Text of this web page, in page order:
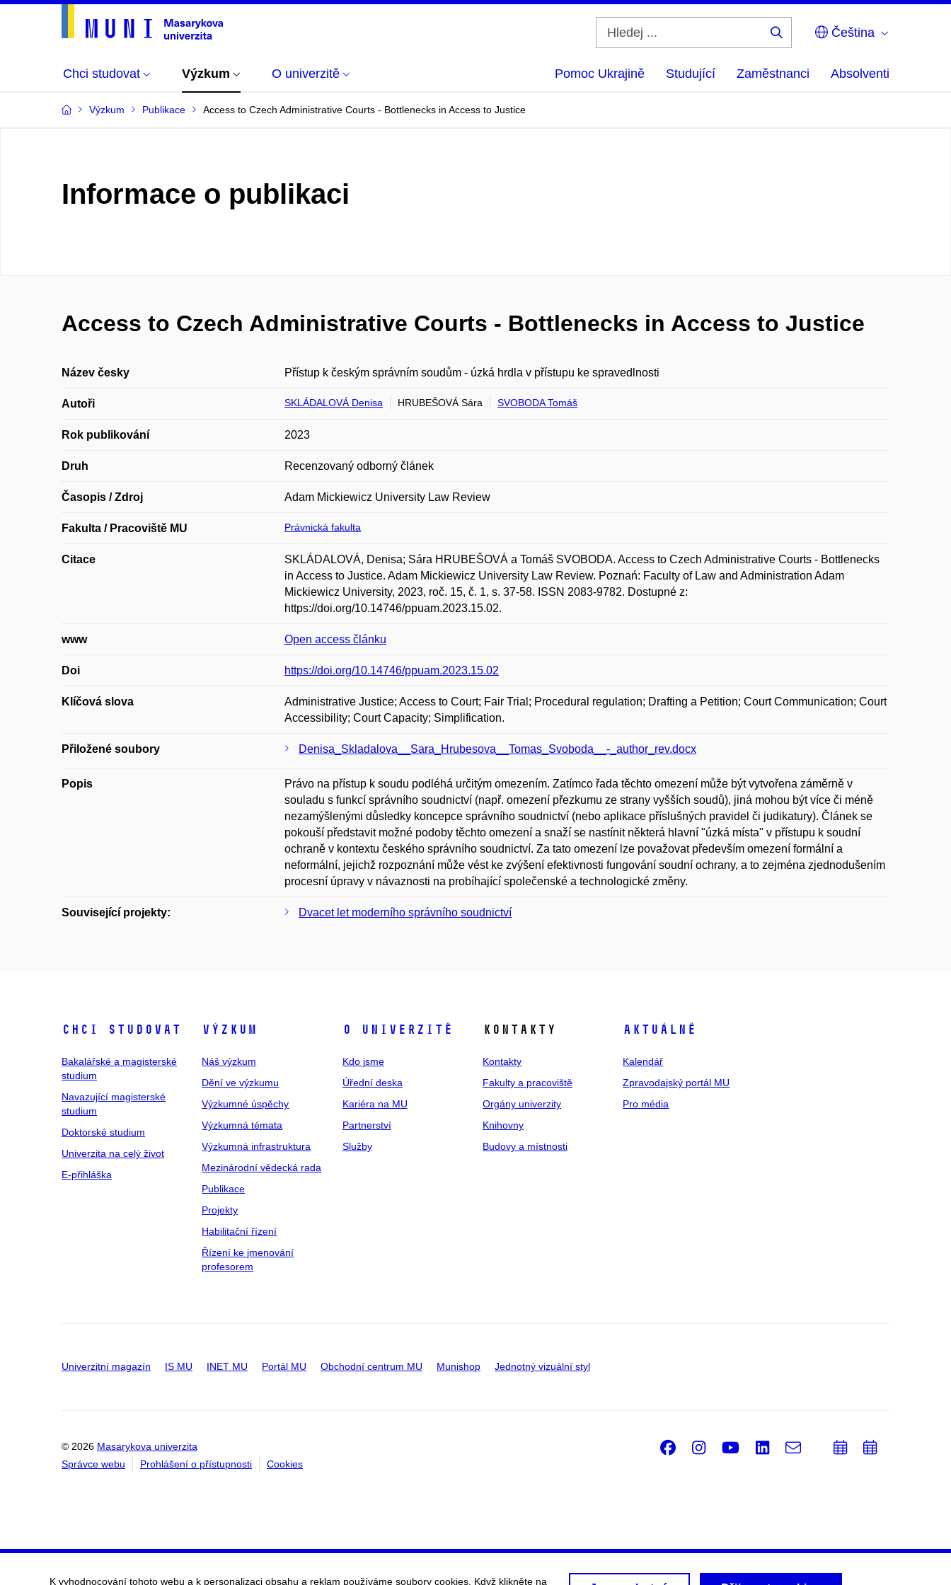
Čeština
Chci studovat Výzkum O univerzitě Pomoc Ukrajině Studující Zaměstnanci Absolventi
Výzkum Publikace Access to Czech Administrative Courts - Bottlenecks in Access to Justice
Informace o publikaci
Access to Czech Administrative Courts - Bottlenecks in Access to Justice
Název česky Přístup k českým správním soudům - úzká hrdla v přístupu ke spravedlnosti
Autoři SKLÁDALOVÁ Denisa HRUBEŠOVÁ Sára SVOBODA Tomáš
Rok publikování 2023
Druh Recenzovaný odborný článek
Časopis / Zdroj Adam Mickiewicz University Law Review
Fakulta / Pracoviště MU Právnická fakulta
Citace
SKLÁDALOVÁ, Denisa; Sára HRUBEŠOVÁ a Tomáš SVOBODA. Access to Czech Administrative Courts - Bottlenecks
in Access to Justice. Adam Mickiewicz University Law Review. Poznań: Faculty of Law and Administration Adam
Mickiewicz University, 2023, roč. 15, č. 1, s. 37-58. ISSN 2083-9782. Dostupné z:
https://doi.org/10.14746/ppuam.2023.15.02.
www Open access článku
Doi https://doi.org/10.14746/ppuam.2023.15.02
Klíčová slova
Administrative Justice; Access to Court; Fair Trial; Procedural regulation; Drafting a Petition; Court Communication; Court
Accessibility; Court Capacity; Simplification.
Přiložené soubory Denisa_Skladalova__Sara_Hrubesova__Tomas_Svoboda__-_author_rev.docx
Popis
Právo na přístup k soudu podléhá určitým omezením. Zatímco řada těchto omezení může být vytvořena záměrně v
souladu s funkcí správního soudnictví (např. omezení přezkumu ze strany vyšších soudů), jiná mohou být více či méně
nezamýšlenými důsledky koncepce správního soudnictví (nebo aplikace příslušných pravidel či judikatury). Článek se
pokouší představit možné podoby těchto omezení a snaží se nastínit některá hlavní "úzká místa" v přístupu k soudní
ochraně v kontextu českého správního soudnictví. Za tato omezení lze považovat především omezení formální a
neformální, jejichž rozpoznání může vést ke zvýšení efektivnosti fungování soudní ochrany, a to zejména zjednodušením
procesní úpravy v návaznosti na probíhající společenské a technologické změny.
Související projekty: Dvacet let moderního správního soudnictví
Chci studovat
Bakalářské a magisterské
studium
Navazující magisterské
studium
Doktorské studium
Univerzita na celý život
E-přihláška
Výzkum
Náš výzkum
Dění ve výzkumu
Výzkumné úspěchy
Výzkumná témata
Výzkumná infrastruktura
Mezinárodní vědecká rada
Publikace
Projekty
Habilitační řízení
Řízení ke jmenování
profesorem
O univerzitě
Kdo jsme
Úřední deska
Kariéra na MU
Partnerství
Služby
Kontakty
Kontakty
Fakulty a pracoviště
Orgány univerzity
Knihovny
Budovy a místnosti
Aktuálně
Kalendář
Zpravodajský portál MU
Pro média
Univerzitní magazín IS MU INET MU Portál MU Obchodní centrum MU Munishop Jednotný vizuální styl
© 2026 Masarykova univerzita
Správce webu
Prohlášení o přístupnosti Cookies
Facebook
Instagram
Youtube
LinkedIn
e-
PřidatPřidat
K vyhodnocování tohoto webu a k personalizaci obsahu a reklam používáme soubory cookies. Když klikněte na